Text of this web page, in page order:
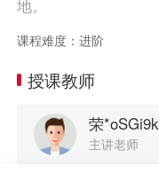
地。
课程难度：进阶
授课教师
荣*oSGi9k
主讲老师